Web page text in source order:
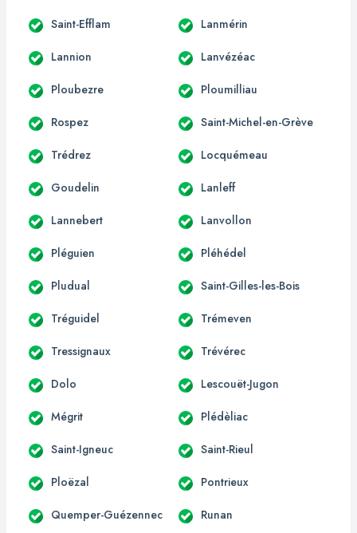
Saint-Efflam Lanmérin
Lannion Lanvézéac
Ploubezre Ploumilliau
Rospez Saint-Michel-en-Grève
Trédrez Locquémeau
Goudelin Lanleff
Lannebert Lanvollon
Pléguien Pléhédel
Pludual Saint-Gilles-les-Bois
Tréguidel Trémeven
Tressignaux Trévérec
Dolo Lescouët-Jugon
Mégrit Plédèliac
Saint-Igneuc Saint-Rieul
Ploëzal Pontrieux
Quemper-Guézennec Runan